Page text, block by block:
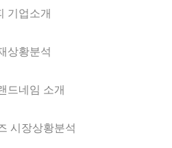
기업소개
상황분석
드네임 소개
시장상황분석